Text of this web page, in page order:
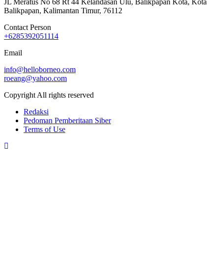
JL Meratus No 68 Rt 44 Kelandasan Ulu, Balikpapan Kota, Kota
Balikpapan, Kalimantan Timur, 76112
Contact Person
+6285392051114
Email
info@helloborneo.com
roeang@yahoo.com
Copyright All rights reserved
Redaksi
Pedoman Pemberitaan Siber
Terms of Use